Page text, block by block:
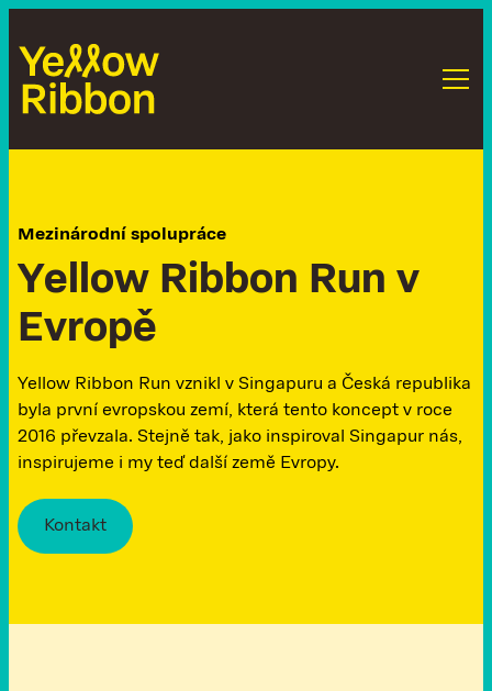
Mezinárodní spolupráce
Yellow Ribbon Run v
Evropě
Yellow Ribbon Run vznikl v Singapuru a Česká republika
byla první evropskou zemí, která tento koncept v roce
2016 převzala. Stejně tak, jako inspiroval Singapur nás,
inspirujeme i my teď další země Evropy.
Kontakt